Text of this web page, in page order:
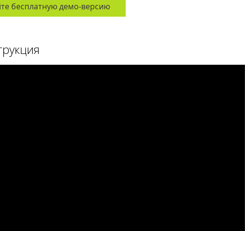
бесплатную демо-версию